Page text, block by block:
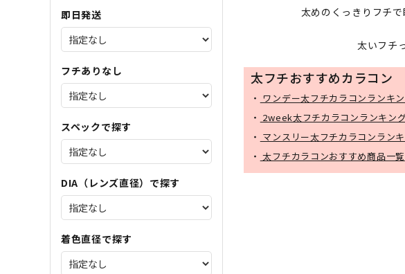
即日発送
フチありなし
スペックで探す
DIA（レンズ直径）で探す
着色直径で探す
太めのくっきりフチ
太いフチ
太フチおすすめカラコン
・ ワンデー太フチカラコンランキ
・ 2week太フチカラコンランキン
・ マンスリー太フチカラコンラン
・ 太フチカラコンおすすめ商品一覧